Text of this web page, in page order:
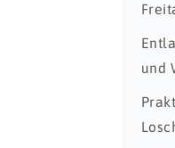
und